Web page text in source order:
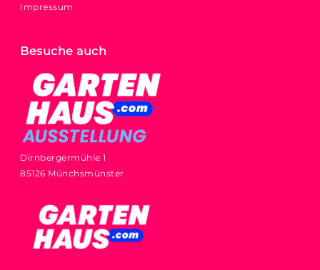
Impressum
Besuche auch
Dirnbergermühle 1
85126 Münchsmünster